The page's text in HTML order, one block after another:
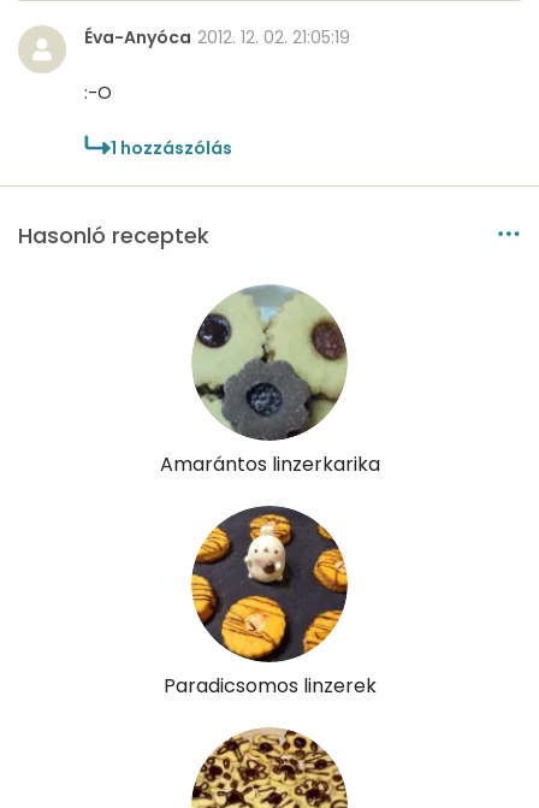
Éva-Anyóca 2012. 12. 02. 21:05:19
:-O
1 hozzászólás
Hasonló receptek
Amarántos linzerkarika
Paradicsomos linzerek